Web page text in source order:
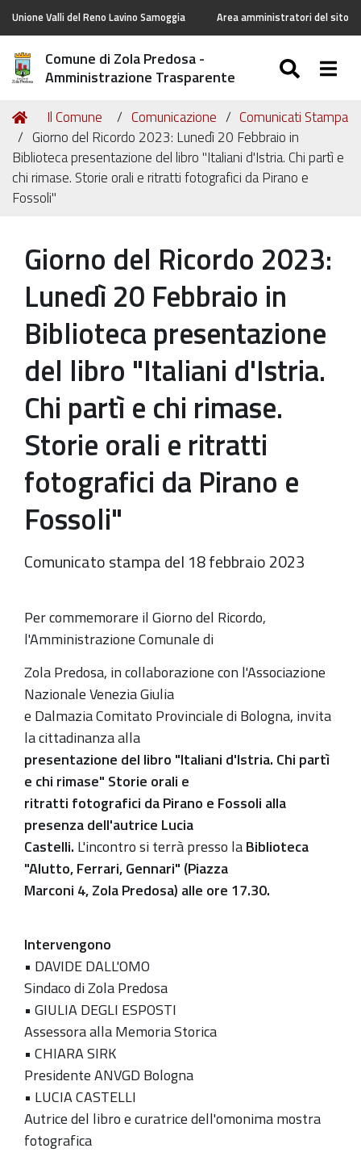
Unione Valli del Reno Lavino Samoggia Area amministratori del sito
Comune di Zola Predosa -
Amministrazione Trasparente
Tu
sei
qui:
Home
Il Comune Comunicazione
Comunicati Stampa
Giorno del Ricordo 2023: Lunedì 20 Febbraio in
Biblioteca presentazione del libro "Italiani d'Istria. Chi partì e
chi rimase. Storie orali e ritratti fotografici da Pirano e
Fossoli"
Giorno del Ricordo 2023:
Lunedì 20 Febbraio in
Biblioteca presentazione
del libro "Italiani d'Istria.
Chi partì e chi rimase.
Storie orali e ritratti
fotografici da Pirano e
Fossoli"
Comunicato stampa del 18 febbraio 2023
Per commemorare il Giorno del Ricordo,
l'Amministrazione Comunale di
Zola Predosa, in collaborazione con l'Associazione
Nazionale Venezia Giulia
e Dalmazia Comitato Provinciale di Bologna, invita
la cittadinanza alla
presentazione del libro "Italiani d'Istria. Chi partì
e chi rimase" Storie orali e
ritratti fotografici da Pirano e Fossoli alla
presenza dell'autrice Lucia
Castelli. L'incontro si terrà presso laBiblioteca
"Alutto, Ferrari, Gennari" (Piazza
Marconi 4, Zola Predosa) alle ore 17.30.
Intervengono
• DAVIDE DALL'OMO
Sindaco di Zola Predosa
• GIULIA DEGLI ESPOSTI
Assessora alla Memoria Storica
• CHIARA SIRK
Presidente ANVGD Bologna
• LUCIA CASTELLI
Autrice del libro e curatrice dell'omonima mostra
fotografica